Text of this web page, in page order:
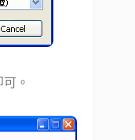
。